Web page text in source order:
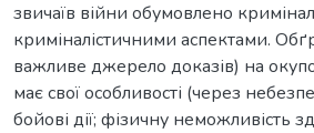
звичаїв війни обумовлено
криміналістичними аспектами.
важливе джерело доказів) на
має свої особливості (через
бойові дії; фізичну неможливість